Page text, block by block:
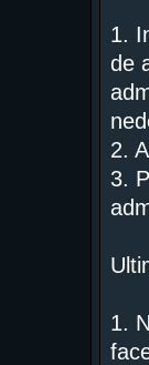
1.
de
2.
3.
1.